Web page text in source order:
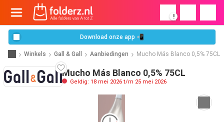
!
Download onze app 📲
Winkels Gall & Gall Aanbiedingen Mucho Más Blanco 0,5% 75CL
Mucho Más Blanco 0,5% 75CL
Geldig: 18 mei 2026 t/m 25 mei 2026